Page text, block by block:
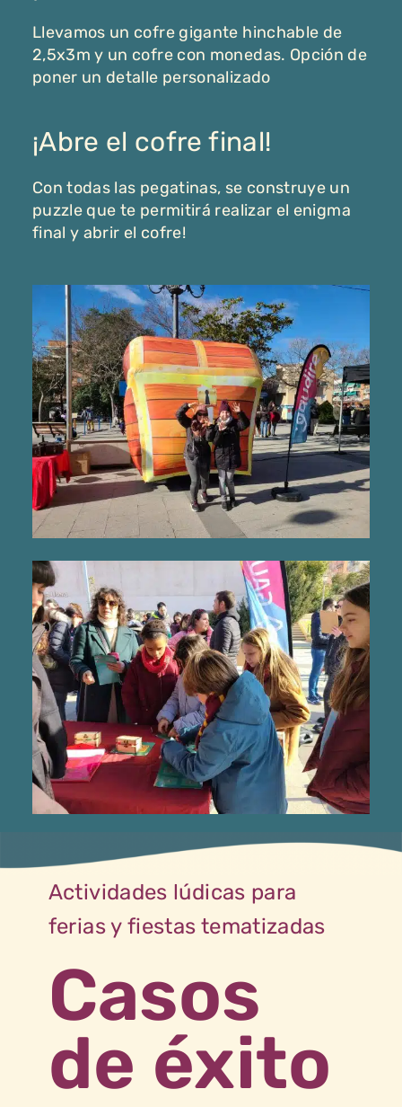
Llevamos un cofre gigante hinchable de
2,5x3m y un cofre con monedas. Opción de
poner un detalle personalizado
¡Abre el cofre final!
Con todas las pegatinas, se construye un
puzzle que te permitirá realizar el enigma
final y abrir el cofre!
Actividades lúdicas para
ferias y fiestas tematizadas
Casos
de éxito